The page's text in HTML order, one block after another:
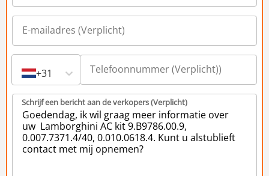
+31
Schrijf een bericht aan de verkopers (Verplicht)